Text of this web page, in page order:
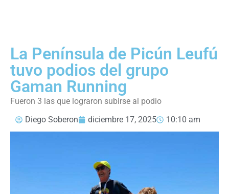
La Península de Picún Leufú
tuvo podios del grupo
Gaman Running
Fueron 3 las que lograron subirse al podio
Diego Soberon
diciembre 17, 2025 10:10 am